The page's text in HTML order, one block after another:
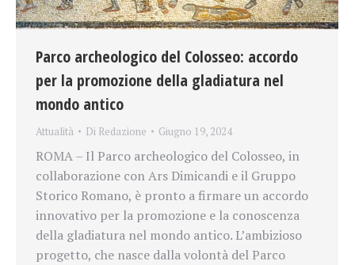
Parco archeologico del Colosseo: accordo
per la promozione della gladiatura nel
mondo antico
Attualità Di Redazione Giugno 19, 2024
ROMA – Il Parco archeologico del Colosseo, in
collaborazione con Ars Dimicandi e il Gruppo
Storico Romano, è pronto a firmare un accordo
innovativo per la promozione e la conoscenza
della gladiatura nel mondo antico. L’ambizioso
progetto, che nasce dalla volontà del Parco